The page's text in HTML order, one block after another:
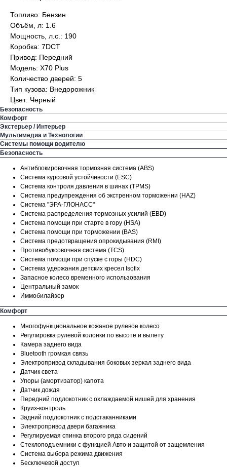
Топливо: Бензин
Объём, л: 1.6
Мощность, л.с.: 190
Коробка: 7DCT
Привод: Передний
Модель: X70 Plus
Количество дверей: 5
Тип кузова: Внедорожник
Цвет: Черный
Безопасность
Комфорт
Экстерьер / Интерьер
Мультимедиа и Технологии
Системы помощи водителю
Безопасность
Антиблокировочная тормозная система (ABS)
Система курсовой устойчивости (ESC)
Система контроля давления в шинах (TPMS)
Система предупреждения об экстренном торможении (HAZ)
Система "ЭРА-ГЛОНАСС"
Система распределения тормозных усилий (EBD)
Система помощи при старте в гору (HSA)
Система помощи при торможении (BAS)
Система предотвращения опрокидывания (RMI)
Противобуксовочная система (TCS)
Система помощи при спуске с горы (HDC)
Система удержания детских кресел Isofix
Запасное колесо временного использования
Центральный замок
Иммобилайзер
Комфорт
Многофункциональное кожаное рулевое колесо
Регулировка рулевой колонки по высоте и вылету
Камера заднего вида
Bluetooth громкая связь
Электропривод складывания боковых зеркал заднего вида
Датчик света
Упоры (амортизатор) капота
Датчик дождя
Передний подлокотник с охлаждаемой нишей для хранения
Круиз-контроль
Задний подлокотник с подстаканниками
Электропривод двери багажника
Регулируемая спинка второго ряда сидений
Стеклоподъемники с функцией Авто и защитой от защемления
Система выбора режима движения
Бесключевой доступ